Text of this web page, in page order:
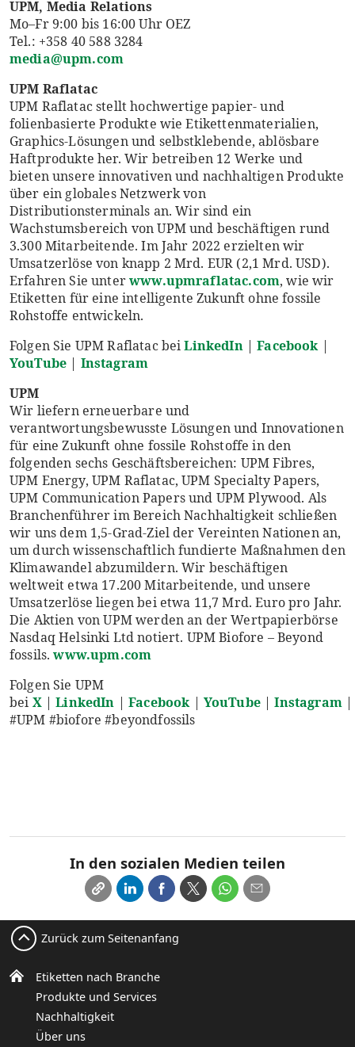
UPM, Media Relations
Mo–Fr 9:00 bis 16:00 Uhr OEZ
Tel.: +358 40 588 3284
media@upm.com
UPM Raflatac
UPM Raflatac stellt hochwertige papier- und
folienbasierte Produkte wie Etikettenmaterialien,
Graphics-Lösungen und selbstklebende, ablösbare
Haftprodukte her. Wir betreiben 12 Werke und
bieten unsere innovativen und nachhaltigen Produkte
über ein globales Netzwerk von
Distributionsterminals an. Wir sind ein
Wachstumsbereich von UPM und beschäftigen rund
3.300 Mitarbeitende. Im Jahr 2022 erzielten wir
Umsatzerlöse von knapp 2 Mrd. EUR (2,1 Mrd. USD).
Erfahren Sie unterwww.upmraflatac.com, wie wir
Etiketten für eine intelligente Zukunft ohne fossile
Rohstoffe entwickeln.
Folgen Sie UPM Raflatac beiLinkedIn|Facebook|
YouTube | Instagram
UPM
Wir liefern erneuerbare und
verantwortungsbewusste Lösungen und Innovationen
für eine Zukunft ohne fossile Rohstoffe in den
folgenden sechs Geschäftsbereichen: UPM Fibres,
UPM Energy, UPM Raflatac, UPM Specialty Papers,
UPM Communication Papers und UPM Plywood. Als
Branchenführer im Bereich Nachhaltigkeit schließen
wir uns dem 1,5-Grad-Ziel der Vereinten Nationen an,
um durch wissenschaftlich fundierte Maßnahmen den
Klimawandel abzumildern. Wir beschäftigen
weltweit etwa 17.200 Mitarbeitende, und unsere
Umsatzerlöse liegen bei etwa 11,7 Mrd. Euro pro Jahr.
Die Aktien von UPM werden an der Wertpapierbörse
Nasdaq Helsinki Ltd notiert. UPM Biofore – Beyond
fossils.www.upm.com
Folgen Sie UPM
bei X|LinkedIn |Facebook| YouTube|Instagram|
#UPM #biofore #beyondfossils
In den sozialen Medien teilen
Etiketten nach Branche
Produkte und Services
Nachhaltigkeit
Über uns
Zurück zum Seitenanfang